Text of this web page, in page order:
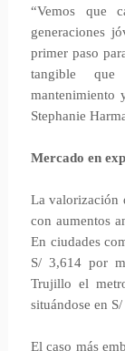
“Vemos que
generaciones
primer paso
tangible
mantenimiento
Stephanie
Mercado en
La valorización
con aumentos
En ciudades
S/ 3,614 por
Trujillo el
situándose en
El caso más